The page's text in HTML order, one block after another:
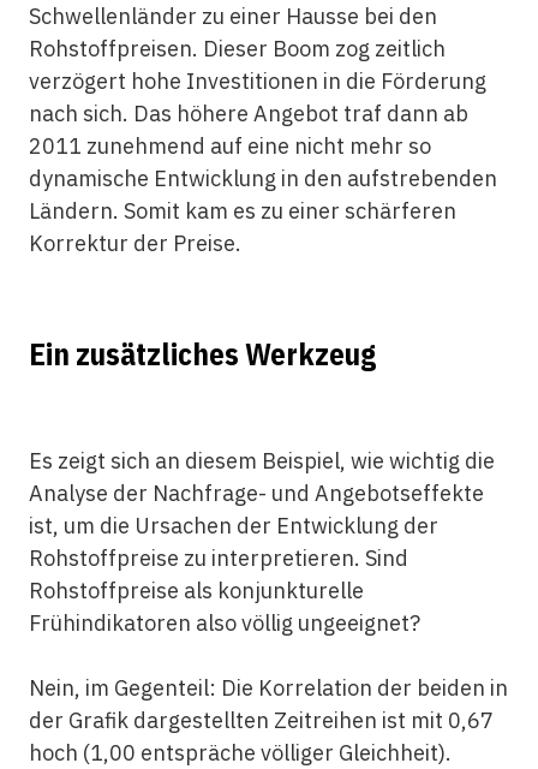
Schwellenländer zu einer Hausse bei den
Rohstoffpreisen. Dieser Boom zog zeitlich
verzögert hohe Investitionen in die Förderung
nach sich. Das höhere Angebot traf dann ab
2011 zunehmend auf eine nicht mehr so
dynamische Entwicklung in den aufstrebenden
Ländern. Somit kam es zu einer schärferen
Korrektur der Preise.
Ein zusätzliches Werkzeug
Es zeigt sich an diesem Beispiel, wie wichtig die
Analyse der Nachfrage- und Angebotseffekte
ist, um die Ursachen der Entwicklung der
Rohstoffpreise zu interpretieren. Sind
Rohstoffpreise als konjunkturelle
Frühindikatoren also völlig ungeeignet?
Nein, im Gegenteil: Die Korrelation der beiden in
der Grafik dargestellten Zeitreihen ist mit 0,67
hoch (1,00 entspräche völliger Gleichheit).